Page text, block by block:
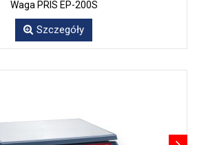
Waga PRIS EP-200S
Szczegóły